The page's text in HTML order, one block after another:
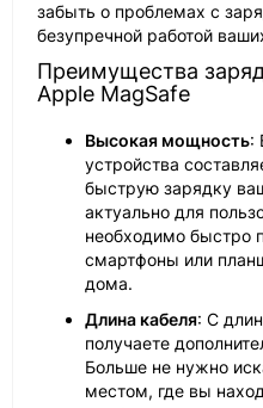
забыть о проблемах с
безупречной работой
Преимущества
Apple MagSafe
Высокая мощность:
устройства
быструю зарядку
актуально для
необходимо быстро
смартфоны или
дома.
Длина кабеля: С
получаете
Больше не нужно
местом, где вы